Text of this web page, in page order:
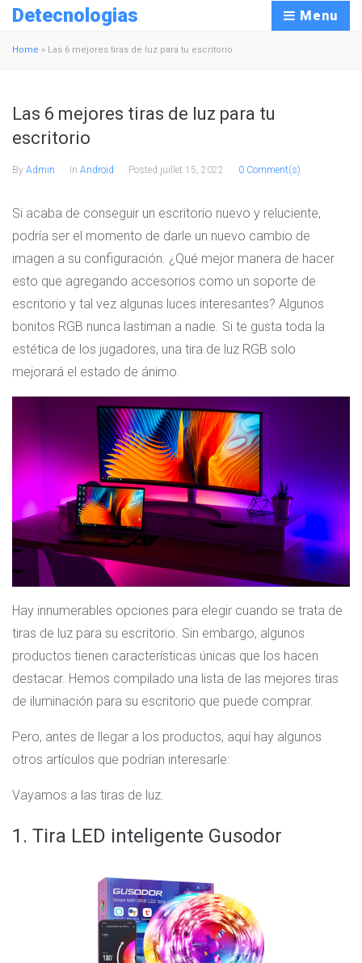
Detecnologias Menu
Home » Las 6 mejores tiras de luz para tu escritorio
Las 6 mejores tiras de luz para tu
escritorio
By Admin In Android Posted juillet 15, 2022 0 Comment(s)
Si acaba de conseguir un escritorio nuevo y reluciente,
podría ser el momento de darle un nuevo cambio de
imagen a su configuración. ¿Qué mejor manera de hacer
esto que agregando accesorios como un soporte de
escritorio y tal vez algunas luces interesantes? Algunos
bonitos RGB nunca lastiman a nadie. Si te gusta toda la
estética de los jugadores, una tira de luz RGB solo
mejorará el estado de ánimo.
Hay innumerables opciones para elegir cuando se trata de
tiras de luz para su escritorio. Sin embargo, algunos
productos tienen características únicas que los hacen
destacar. Hemos compilado una lista de las mejores tiras
de iluminación para su escritorio que puede comprar.
Pero, antes de llegar a los productos, aquí hay algunos
otros artículos que podrían interesarle:
Vayamos a las tiras de luz.
1. Tira LED inteligente Gusodor